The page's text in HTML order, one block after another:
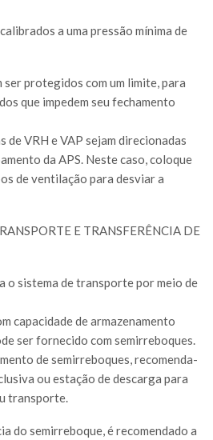
a uma pressão mínima de
ser protegidos com um limite, para
que impedem seu fechamento
de VRH e VAP sejam direcionadas
da APS. Neste caso, coloque
de ventilação para desviar a
E TRANSFERÊNCIA DE
o sistema de transporte por meio de
capacidade de armazenamento
ser fornecido com semirreboques.
de semirreboques, recomenda-
ou estação de descarga para
transporte.
do semirreboque, é recomendado a